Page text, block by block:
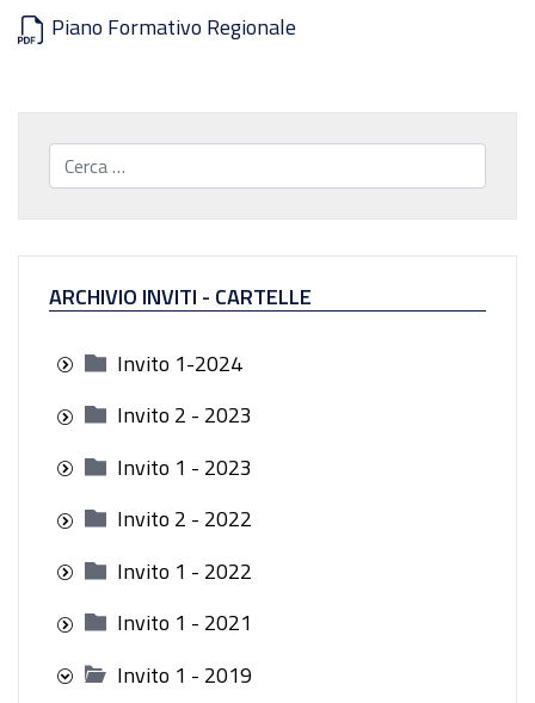
Piano Formativo Regionale
Cerca...
ARCHIVIO INVITI - CARTELLE
Invito 1-2024
Invito 2 - 2023
Invito 1 - 2023
Invito 2 - 2022
Invito 1 - 2022
Invito 1 - 2021
Invito 1 - 2019